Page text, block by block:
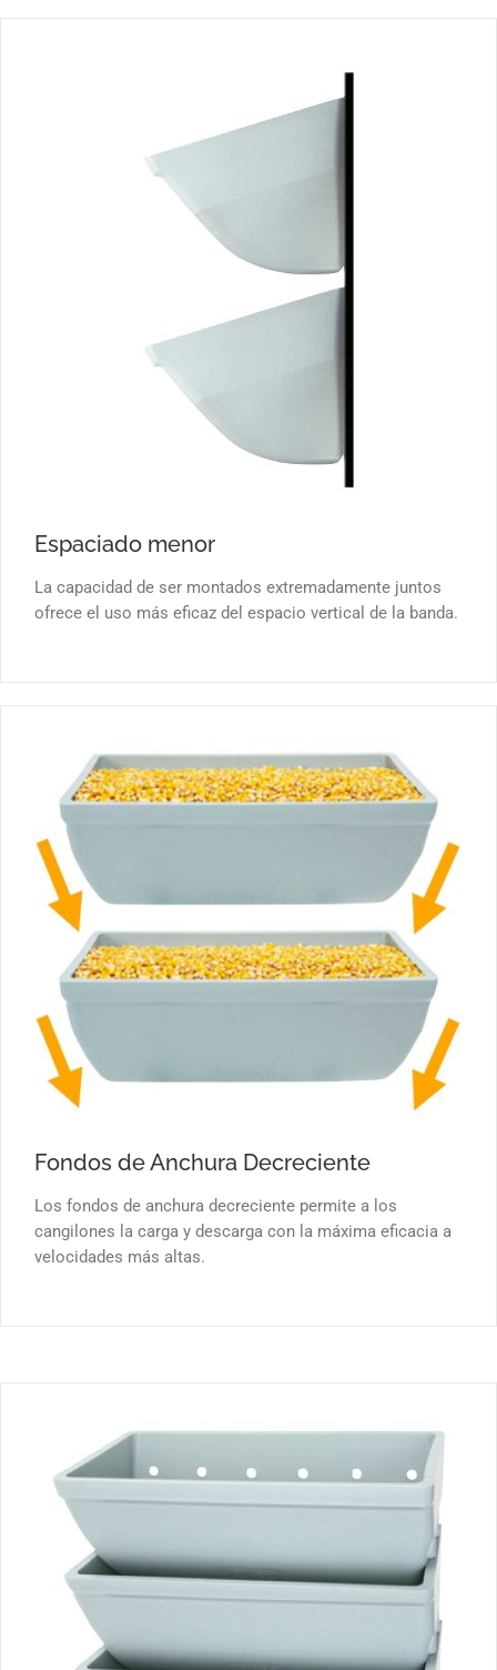
Espaciado menor
La capacidad de ser montados extremadamente juntos
ofrece el uso más eficaz del espacio vertical de la banda.
Fondos de Anchura Decreciente
Los fondos de anchura decreciente permite a los
cangilones la carga y descarga con la máxima eficacia a
velocidades más altas.